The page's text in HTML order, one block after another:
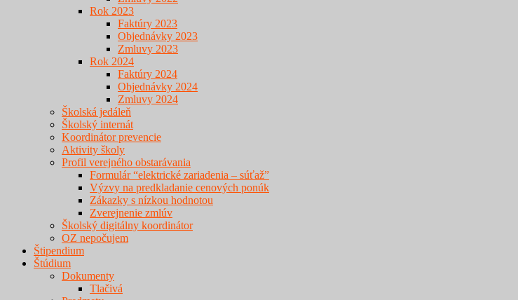
Rok 2023
Faktúry 2023
Objednávky 2023
Zmluvy 2023
Rok 2024
Faktúry 2024
Objednávky 2024
Zmluvy 2024
Školská jedáleň
Školský internát
Koordinátor prevencie
Aktivity školy
Profil verejného obstarávania
Formulár “elektrické zariadenia – súťaž”
Výzvy na predkladanie cenových ponúk
Zákazky s nízkou hodnotou
Zverejnenie zmlúv
Školský digitálny koordinátor
OZ nepočujem
Štipendium
Štúdium
Dokumenty
Tlačivá